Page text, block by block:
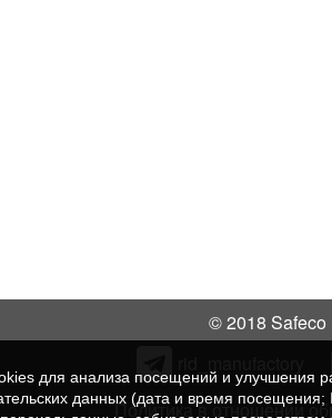
© 2018 Safeco
Политика в отношении
для анализа посещений и
данных (дата и время